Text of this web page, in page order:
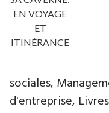
EN VOYAGE
ET
ITINÉRANCE
sociales,
d'entreprise,